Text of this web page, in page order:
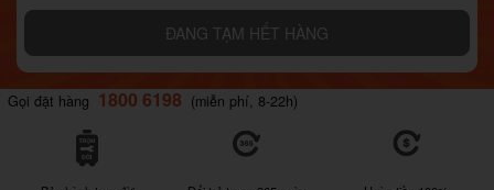
ĐANG TẠM HẾT HÀNG
Gọi đặt hàng 1800 6198 (miễn phí, 8-22h)